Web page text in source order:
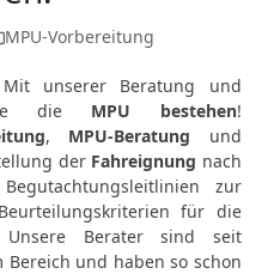
MPU-Vorbereitung
unserer Beratung und
die MPU bestehen!
, MPU-Beratung und
der Fahreignung nach
zur
für die
Unsere Berater sind seit
Bereich und haben so schon